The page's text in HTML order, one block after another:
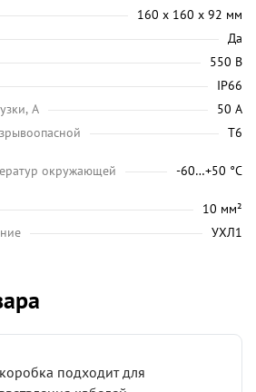
160 х 160 х 92 мм
Да
550 В
IP66
А
50 А
Т6
окружающей
-60…+50 °С
10 мм²
УХЛ1
подходит для